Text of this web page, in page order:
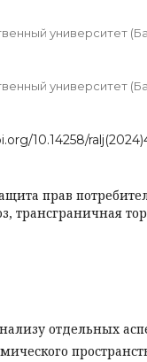
университет
университет
10.14258/
прав
трансграничная
отдельных